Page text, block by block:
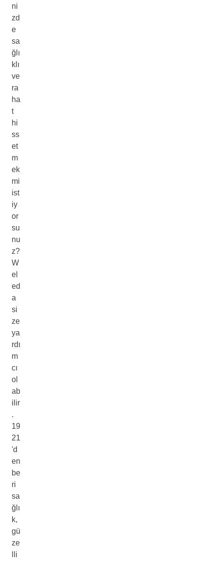
ni
zd
e
sa
ğlı
klı
ve
ra
ha
t
hi
ss
et
m
ek
mi
ist
iy
or
su
nu
z?
W
el
ed
a
si
ze
ya
rdı
m
cı
ol
ab
ilir
.
19
21
'd
en
be
ri
sa
ğlı
k,
gü
ze
lli